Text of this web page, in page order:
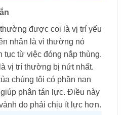
được coi là vị trí yếu
nhân là vì thường nó
tục từ việc đóng nắp thùng.
vị trí thường bị nứt nhất.
chúng tôi có phần nan
phân tán lực. Điều này
do phải chịu ít lực hơn.